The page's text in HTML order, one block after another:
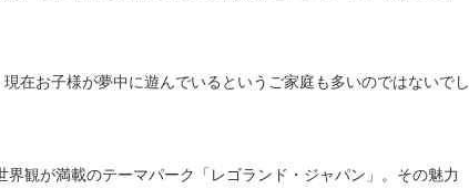
在お子様が夢中に遊んでいるというご家庭も多いのではないでし
観が満載のテーマパーク「レゴランド・ジャパン」。その魅力